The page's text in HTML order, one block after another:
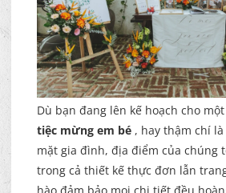
Dù bạn đang lên kế hoạch cho một
tiệc mừng em bé , hay thậm chí
mặt gia đình, địa điểm của chúng
trong cả thiết kế thực đơn lẫn